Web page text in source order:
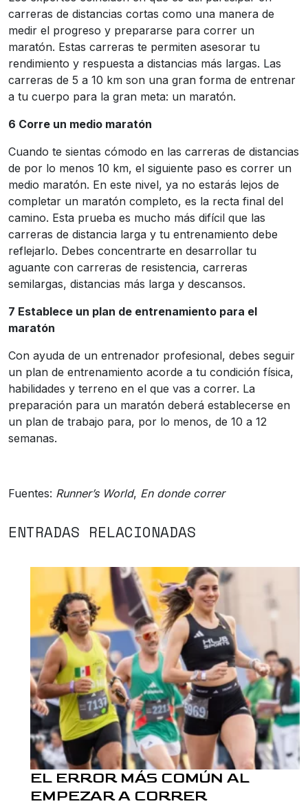
carreras de distancias cortas como una manera de
medir el progreso y prepararse para correr un
maratón. Estas carreras te permiten asesorar tu
rendimiento y respuesta a distancias más largas. Las
carreras de 5 a 10 km son una gran forma de entrenar
a tu cuerpo para la gran meta: un maratón.
6 Corre un medio maratón
Cuando te sientas cómodo en las carreras de distancias
de por lo menos 10 km, el siguiente paso es correr un
medio maratón. En este nivel, ya no estarás lejos de
completar un maratón completo, es la recta final del
camino. Esta prueba es mucho más difícil que las
carreras de distancia larga y tu entrenamiento debe
reflejarlo. Debes concentrarte en desarrollar tu
aguante con carreras de resistencia, carreras
semilargas, distancias más larga y descansos.
7 Establece un plan de entrenamiento para el
maratón
Con ayuda de un entrenador profesional, debes seguir
un plan de entrenamiento acorde a tu condición física,
habilidades y terreno en el que vas a correr. La
preparación para un maratón deberá establecerse en
un plan de trabajo para, por lo menos, de 10 a 12
semanas.
Fuentes: Runner’s World, En donde correr
ENTRADAS RELACIONADAS
EL ERROR MÁS COMÚN AL
EMPEZAR A CORRER